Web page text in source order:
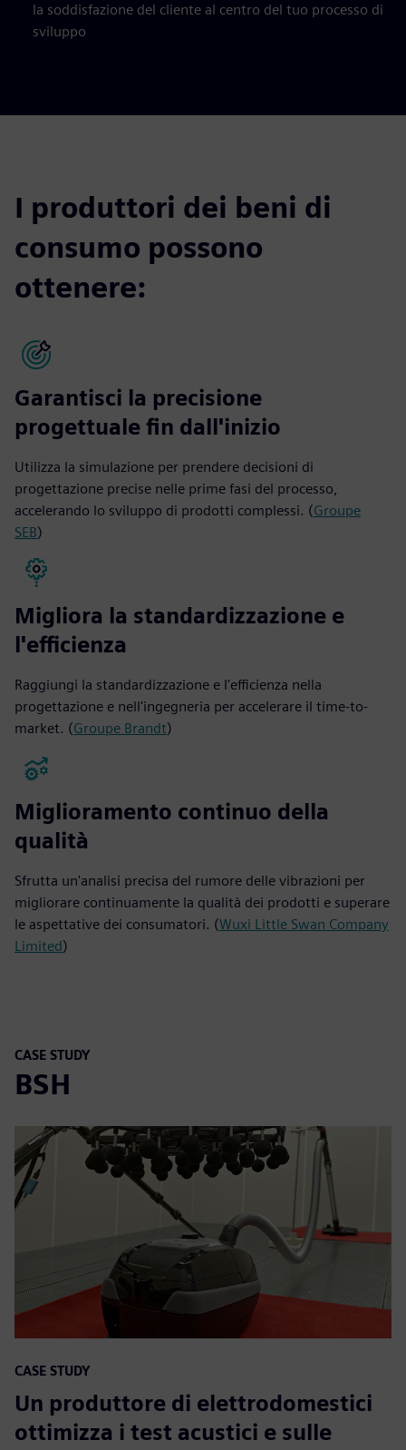
la soddisfazione del cliente al centro del tuo processo di
sviluppo
I produttori dei beni di
consumo possono
ottenere:
Garantisci la precisione
progettuale fin dall'inizio
Utilizza la simulazione per prendere decisioni di
progettazione precise nelle prime fasi del processo,
accelerando lo sviluppo di prodotti complessi. (Groupe
SEB)
Migliora la standardizzazione e
l'efficienza
Raggiungi la standardizzazione e l'efficienza nella
progettazione e nell'ingegneria per accelerare il time-to-
market. (Groupe Brandt)
Miglioramento continuo della
qualità
Sfrutta un'analisi precisa del rumore delle vibrazioni per
migliorare continuamente la qualità dei prodotti e superare
le aspettative dei consumatori. (Wuxi Little Swan Company
Limited)
CASE STUDY
BSH
CASE STUDY
Un produttore di elettrodomestici
ottimizza i test acustici e sulle